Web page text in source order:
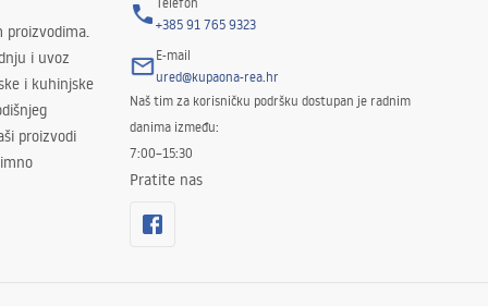
i uvoz
i kuhinjske
proizvodi
+385 91 765 9323
E-mail
ured@kupaona-rea.hr
Naš tim za korisničku podršku dostupan je radnim
danima između:
7:00–15:30
Pratite nas